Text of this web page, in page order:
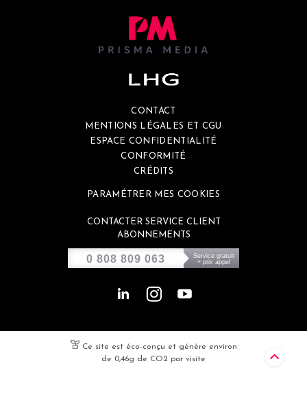
CONTACT
MENTIONS LÉGALES ET CGU
ESPACE CONFIDENTIALITÉ
CONFORMITÉ
CRÉDITS
PARAMÉTRER MES COOKIES
CONTACTER SERVICE CLIENT
ABONNEMENTS
0 808 809 063
Service gratuit
+ prix appel
Ce site est éco-conçu et génère environ
de 0,46g de CO2 par visite